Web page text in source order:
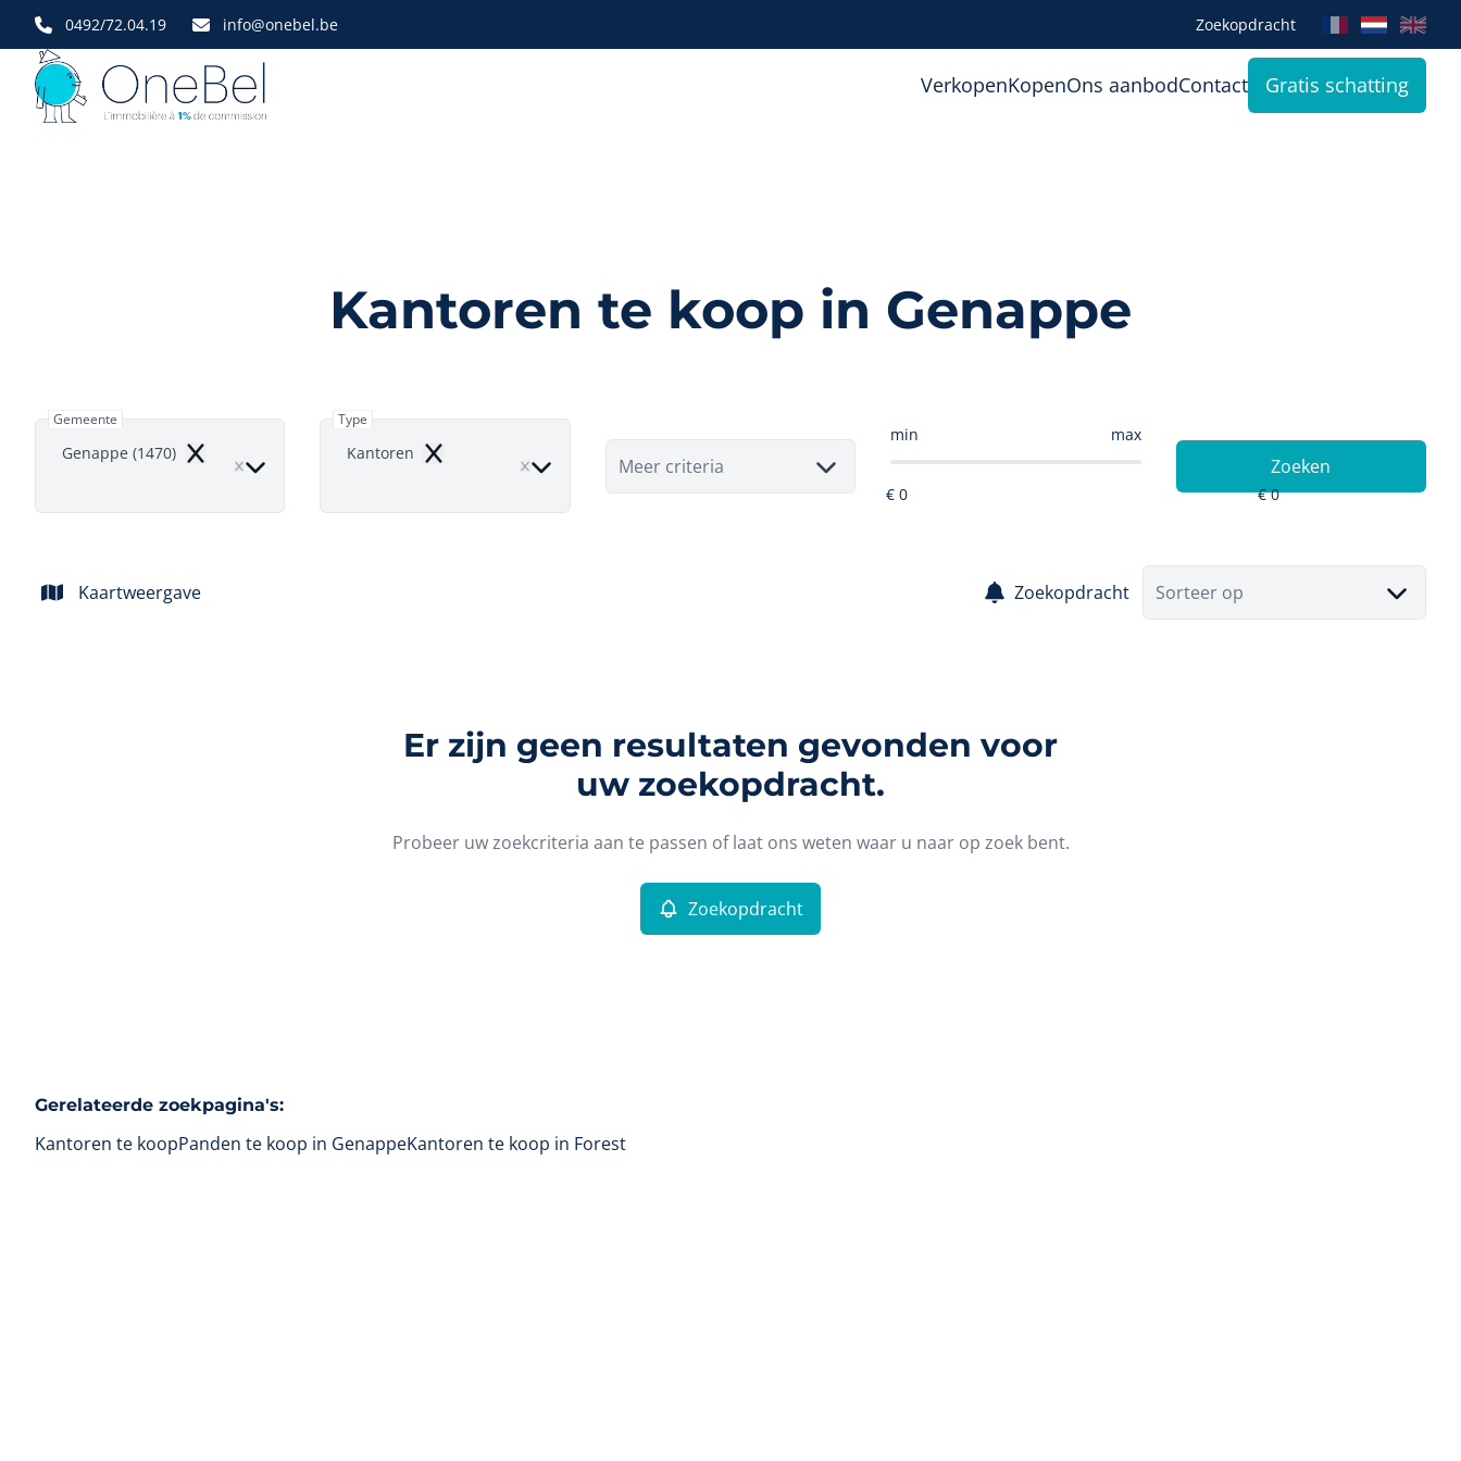
Ga naar hoofdinhoud
0492/72.04.19 info@onebel.be Zoekopdracht
VerkopenKopenOns aanbodContact Gratis schatting
Kantoren te koop in Genappe
Gemeente
Genappe (1470) Remove
Type
Kantoren Remove Meer criteria
min max
Zoeken
Kaartweergave Zoekopdracht Sorteer op
Er zijn geen resultaten gevonden voor
uw zoekopdracht.
Probeer uw zoekcriteria aan te passen of laat ons weten waar u naar op zoek bent.
Zoekopdracht
Gerelateerde zoekpagina's:
Kantoren te koopPanden te koop in GenappeKantoren te koop in Forest